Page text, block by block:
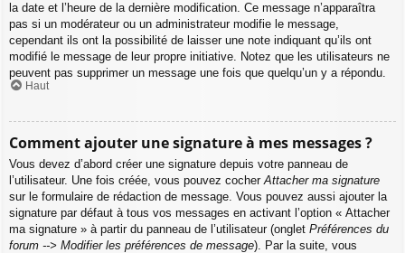
la date et l’heure de la dernière modification. Ce message n’apparaîtra
pas si un modérateur ou un administrateur modifie le message,
cependant ils ont la possibilité de laisser une note indiquant qu’ils ont
modifié le message de leur propre initiative. Notez que les utilisateurs ne
peuvent pas supprimer un message une fois que quelqu’un y a répondu.
Haut
Comment ajouter une signature à mes messages ?
Vous devez d’abord créer une signature depuis votre panneau de
l’utilisateur. Une fois créée, vous pouvez cocher Attacher ma signature
sur le formulaire de rédaction de message. Vous pouvez aussi ajouter la
signature par défaut à tous vos messages en activant l’option « Attacher
ma signature » à partir du panneau de l’utilisateur (onglet Préférences du
forum --> Modifier les préférences de message). Par la suite, vous